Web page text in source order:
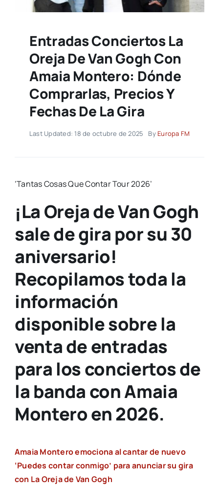
Entradas Conciertos La
Oreja De Van Gogh Con
Amaia Montero: Dónde
Comprarlas, Precios Y
Fechas De La Gira
Last Updated: 18 de octubre de 2025 By Europa FM
‘Tantas Cosas Que Contar Tour 2026’
¡La Oreja de Van Gogh
sale de gira por su 30
aniversario!
Recopilamos toda la
información
disponible sobre la
venta de entradas
para los conciertos de
la banda con Amaia
Montero en 2026.
Amaia Montero emociona al cantar de nuevo
‘Puedes contar conmigo’ para anunciar su gira
con La Oreja de Van Gogh